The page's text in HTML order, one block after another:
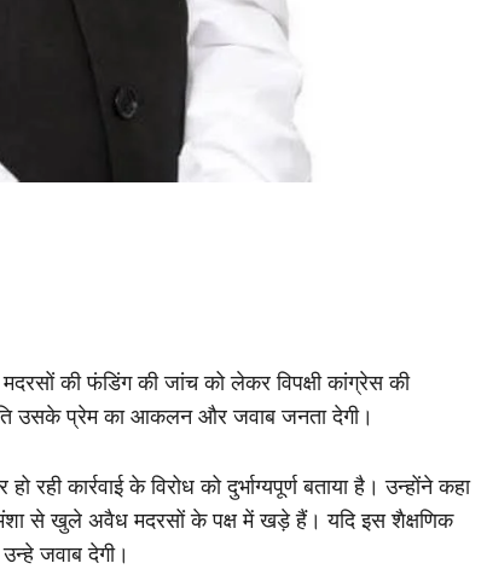
की फंडिंग की जांच को लेकर विपक्षी कांग्रेस की
उसके प्रेम का आकलन और जवाब जनता देगी।
रही कार्रवाई के विरोध को दुर्भाग्यपूर्ण बताया है। उन्होंने कहा
मंशा से खुले अवैध मदरसों के पक्ष में खड़े हैं। यदि इस शैक्षणिक
जवाब देगी।